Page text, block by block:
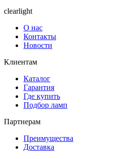
clearlight
О нас
Контакты
Новости
Клиентам
Каталог
Гарантия
Где купить
Подбор ламп
Партнерам
Преимущества
Доставка